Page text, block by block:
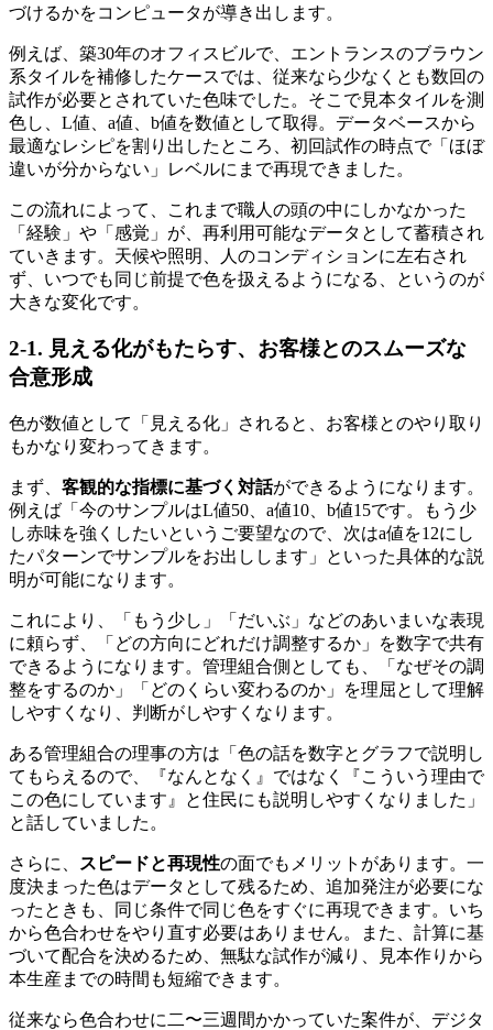
づけるかをコンピュータが導き出します。
例えば、築30年のオフィスビルで、エントランスのブラウン
系タイルを補修したケースでは、従来なら少なくとも数回の
試作が必要とされていた色味でした。そこで見本タイルを測
色し、L値、a値、b値を数値として取得。データベースから
最適なレシピを割り出したところ、初回試作の時点で「ほぼ
違いが分からない」レベルにまで再現できました。
この流れによって、これまで職人の頭の中にしかなかった
「経験」や「感覚」が、再利用可能なデータとして蓄積され
ていきます。天候や照明、人のコンディションに左右され
ず、いつでも同じ前提で色を扱えるようになる、というのが
大きな変化です。
2-1. 見える化がもたらす、お客様とのスムーズな
合意形成
色が数値として「見える化」されると、お客様とのやり取り
もかなり変わってきます。
まず、 客観的な指標に基づく対話ができるようになります。
例えば「今のサンプルはL値50、a値10、b値15です。もう少
し赤味を強くしたいというご要望なので、次はa値を12にし
たパターンでサンプルをお出しします」といった具体的な説
明が可能になります。
これにより、「もう少し」「だいぶ」などのあいまいな表現
に頼らず、「どの方向にどれだけ調整するか」を数字で共有
できるようになります。管理組合側としても、「なぜその調
整をするのか」「どのくらい変わるのか」を理屈として理解
しやすくなり、判断がしやすくなります。
ある管理組合の理事の方は「色の話を数字とグラフで説明し
てもらえるので、『なんとなく』ではなく『こういう理由で
この色にしています』と住民にも説明しやすくなりました」
と話していました。
さらに、 スピードと再現性の面でもメリットがあります。一
度決まった色はデータとして残るため、追加発注が必要にな
ったときも、同じ条件で同じ色をすぐに再現できます。いち
から色合わせをやり直す必要はありません。また、計算に基
づいて配合を決めるため、無駄な試作が減り、見本作りから
本生産までの時間も短縮できます。
従来なら色合わせに二〜三週間かかっていた案件が、デジタ